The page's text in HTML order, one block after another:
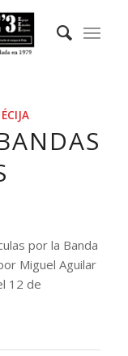
por la Banda
Miguel Aguilar
12 de